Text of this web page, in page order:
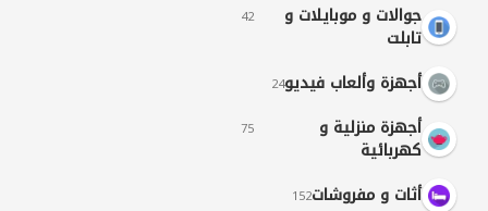
جوالات و موبايلات و
تابلت
42
أجهزة وألعاب فيديو24
أجهزة منزلية و
كهربائية
75
أثات و مفروشات152